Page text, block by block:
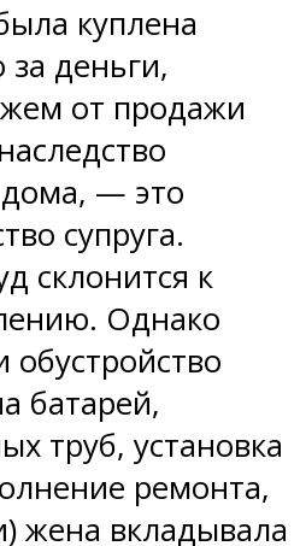
куплена
деньги,
от продажи
дома, — это
супруга.
склонится к
Однако
обустройство
батарей,
труб, установка
ремонта,
жена вкладывала